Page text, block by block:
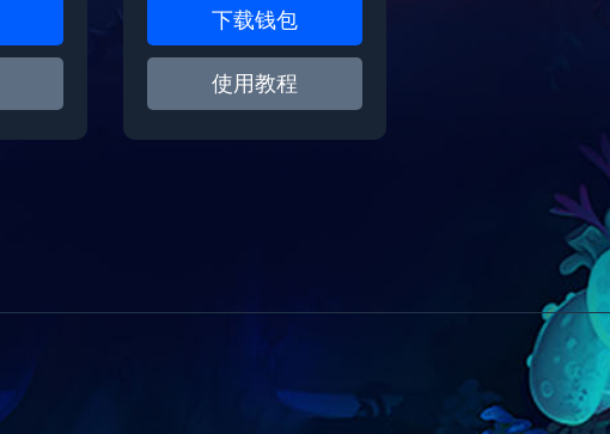
下载钱包
使用教程